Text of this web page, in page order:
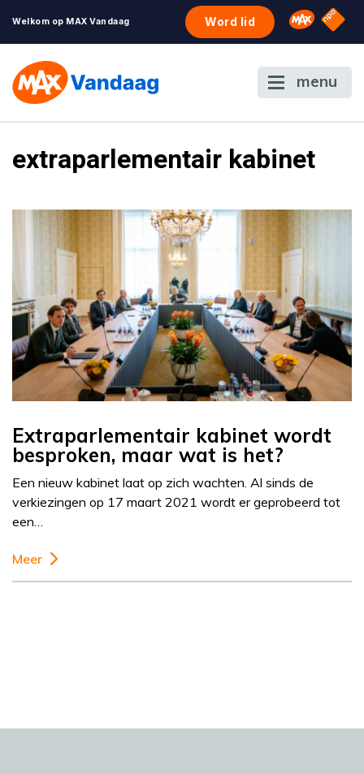
Welkom op MAX Vandaag Word lid Omroep
NPO
menu
extraparlementair kabinet
Extraparlementair kabinet wordt
besproken, maar wat is het?
Een nieuw kabinet laat op zich wachten. Al sinds de
verkiezingen op 17 maart 2021 wordt er geprobeerd tot
een…
Meer